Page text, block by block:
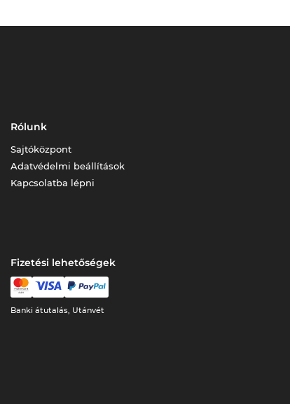
Rólunk
Sajtóközpont
Adatvédelmi beállítások
Kapcsolatba lépni
Fizetési lehetőségek
Banki átutalás, Utánvét